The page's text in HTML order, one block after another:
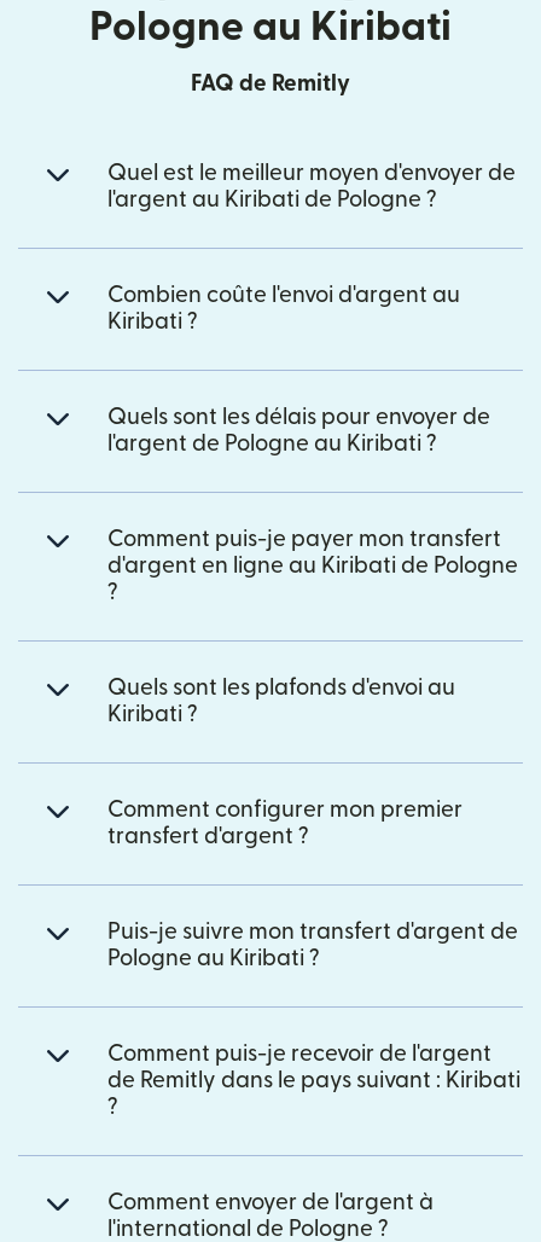
Pologne au Kiribati
FAQ de Remitly
Quel est le meilleur moyen d'envoyer de
l'argent au Kiribati de Pologne ?
Combien coûte l'envoi d'argent au
Kiribati ?
Quels sont les délais pour envoyer de
l'argent de Pologne au Kiribati ?
Comment puis-je payer mon transfert
d'argent en ligne au Kiribati de Pologne
?
Quels sont les plafonds d'envoi au
Kiribati ?
Comment configurer mon premier
transfert d'argent ?
Puis-je suivre mon transfert d'argent de
Pologne au Kiribati ?
Comment puis-je recevoir de l'argent
de Remitly dans le pays suivant : Kiribati
?
Comment envoyer de l'argent à
l'international de Pologne ?